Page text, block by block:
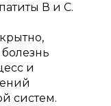
В и С.
и
систем.